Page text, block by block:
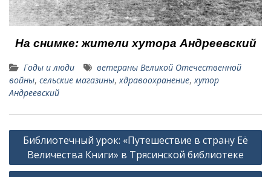
На снимке: жители хутора Андреевский
Годы и люди
ветераны Великой Отечественной
войны, сельские магазины, хдравоохранение, хутор
Андреевский
Навигация
записям
Библиотечный урок: «Путешествие в страну Её
Величества Книги» в Трясинской библиотеке